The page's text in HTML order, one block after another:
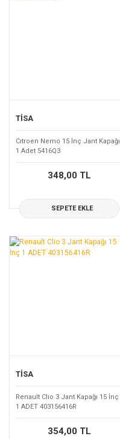
TİSA
Cıtroen Nemo 15 İnç Jant Kapağı
1 Adet 5416Q3
348,00 TL
SEPETE EKLE
TİSA
Renault Clio 3 Jant Kapağı 15 İnç
1 ADET 403156416R
354,00 TL